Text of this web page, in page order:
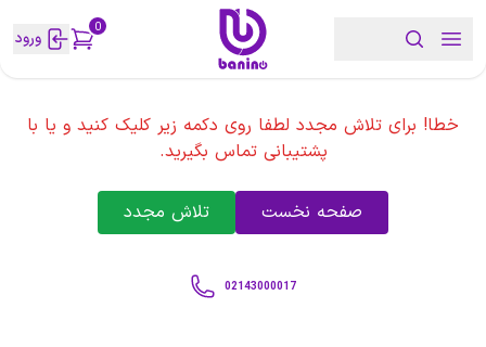
0 ورود
خطا! برای تلاش مجدد لطفا روی دکمه زیر کلیک کنید و یا با
پشتیبانی تماس بگیرید.
صفحه نخست تلاش مجدد
02143000017